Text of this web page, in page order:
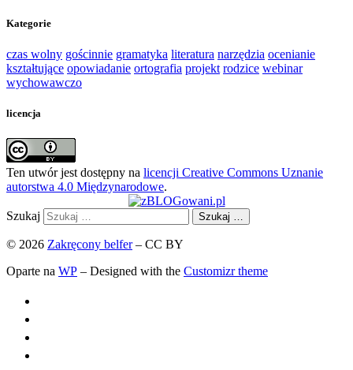
Kategorie
czas wolny gościnnie gramatyka literatura narzędzia ocenianie
kształtujące opowiadanie ortografia projekt rodzice webinar
wychowawczo
licencja
Ten utwór jest dostępny na licencji Creative Commons Uznanie
autorstwa 4.0 Międzynarodowe.
Szukaj Szukaj …
© 2026 Zakręcony belfer– CC BY
Oparte na WP – Designed with the Customizr theme